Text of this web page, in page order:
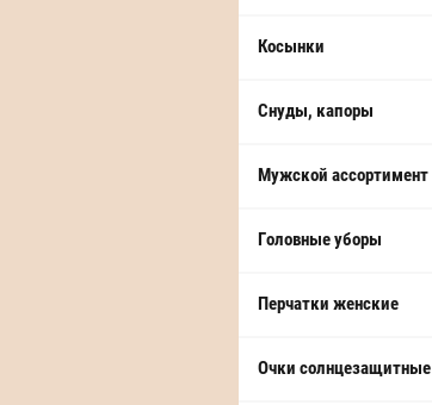
Косынки
Снуды, капоры
Мужской ассортимент
Головные уборы
Перчатки женские
Очки солнцезащитные